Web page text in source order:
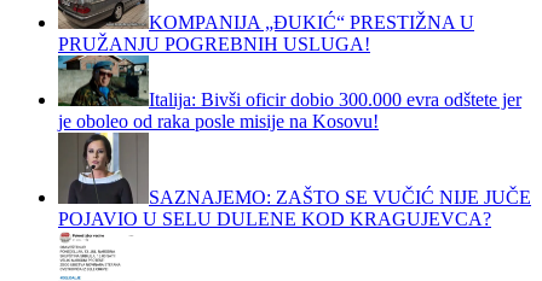
KOMPANIJA „ĐUKIĆ“ PRESTIŽNA U
PRUŽANJU POGREBNIH USLUGA!
Italija: Bivši oficir dobio 300.000 evra odštete jer
je oboleo od raka posle misije na Kosovu!
SAZNAJEMO: ZAŠTO SE VUČIĆ NIJE JUČE
POJAVIO U SELU DULENE KOD KRAGUJEVCA?